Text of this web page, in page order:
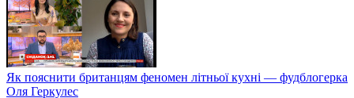
Як пояснити британцям феномен літньої кухні — фудблогерка
Оля Геркулес